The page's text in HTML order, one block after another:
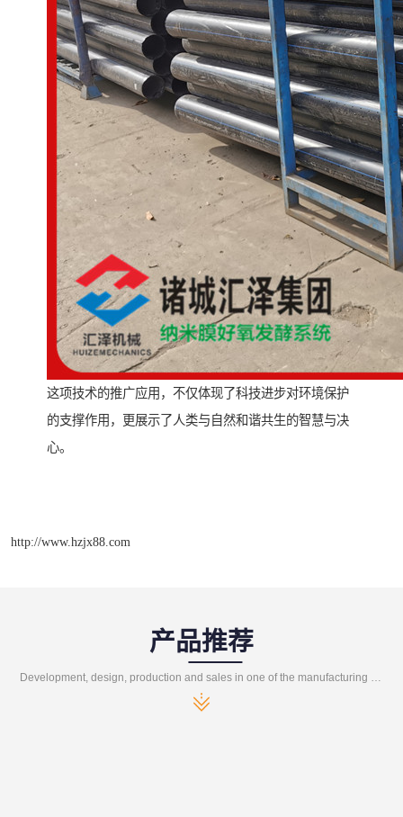
这项技术的推广应用，不仅体现了科技进步对环境保护
的支撑作用，更展示了人类与自然和谐共生的智慧与决
心。
http://www.hzjx88.com
产品推荐